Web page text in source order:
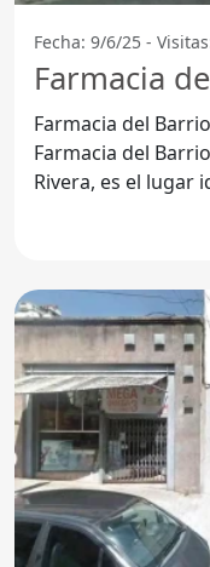
Fecha: 9/6/25 -
Farmacia
Farmacia del
Farmacia del
Rivera, es el lugar